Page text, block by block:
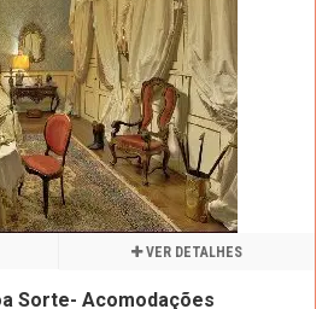
VER DETALHES
Sorte- Acomodações